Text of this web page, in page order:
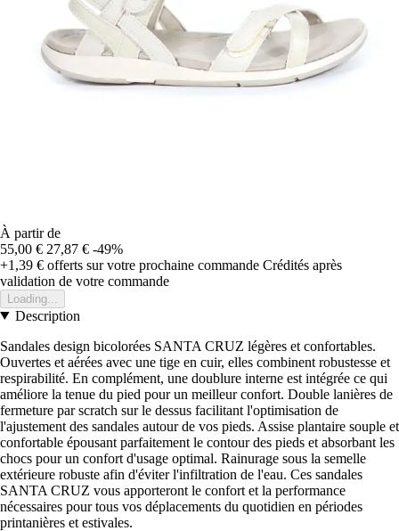
À partir de
55,00 € 27,87 € -49%
+1,39 € offerts sur votre prochaine commande Crédités après
validation de votre commande
Loading...
Description
Sandales design bicolorées SANTA CRUZ légères et confortables.
Ouvertes et aérées avec une tige en cuir, elles combinent robustesse et
respirabilité. En complément, une doublure interne est intégrée ce qui
améliore la tenue du pied pour un meilleur confort. Double lanières de
fermeture par scratch sur le dessus facilitant l'optimisation de
l'ajustement des sandales autour de vos pieds. Assise plantaire souple et
confortable épousant parfaitement le contour des pieds et absorbant les
chocs pour un confort d'usage optimal. Rainurage sous la semelle
extérieure robuste afin d'éviter l'infiltration de l'eau. Ces sandales
SANTA CRUZ vous apporteront le confort et la performance
nécessaires pour tous vos déplacements du quotidien en périodes
printanières et estivales.